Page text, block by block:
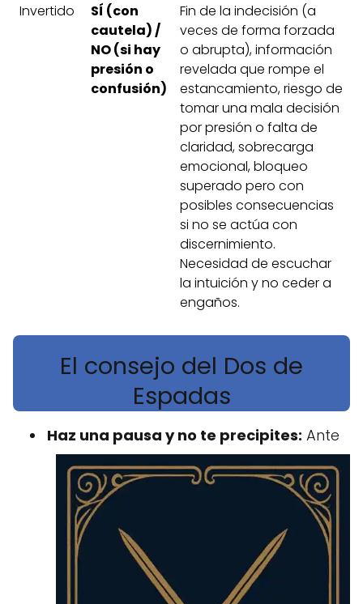
Invertido
SÍ (con
cautela) /
NO (si hay
presión o
confusión)
Fin de la indecisión (a
veces de forma forzada
o abrupta), información
revelada que rompe el
estancamiento, riesgo de
tomar una mala decisión
por presión o falta de
claridad, sobrecarga
emocional, bloqueo
superado pero con
posibles consecuencias
si no se actúa con
discernimiento.
Necesidad de escuchar
la intuición y no ceder a
engaños.
El consejo del Dos de
Espadas
Haz una pausa y no te precipites: Ante